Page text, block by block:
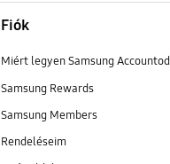
Fiók
Miért legyen Samsung Accountod
Samsung Rewards
Samsung Members
Rendeléseim